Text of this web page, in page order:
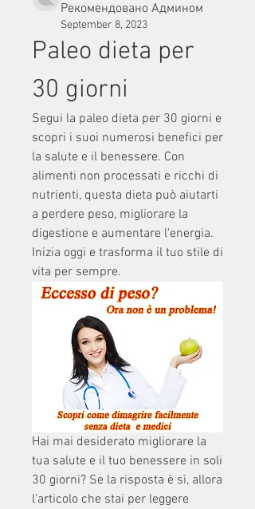
Рекомендовано Админом
September 8, 2023
Paleo dieta per
30 giorni
Segui la paleo dieta per 30 giorni e
scopri i suoi numerosi benefici per
la salute e il benessere. Con
alimenti non processati e ricchi di
nutrienti, questa dieta può aiutarti
a perdere peso, migliorare la
digestione e aumentare l'energia.
Inizia oggi e trasforma il tuo stile di
vita per sempre.
Hai mai desiderato migliorare la
tua salute e il tuo benessere in soli
30 giorni? Se la risposta è sì, allora
l'articolo che stai per leggere